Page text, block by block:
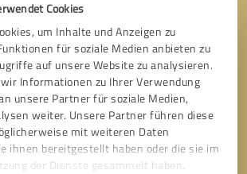
Cookies
um Inhalte und Anzeigen zu
für soziale Medien anbieten zu
auf unsere Website zu analysieren.
Informationen zu Ihrer Verwendung
unsere Partner für soziale Medien,
weiter. Unsere Partner führen diese
mit weiteren Daten
ihnen bereitgestellt haben oder die sie im
der Dienste gesammelt haben.